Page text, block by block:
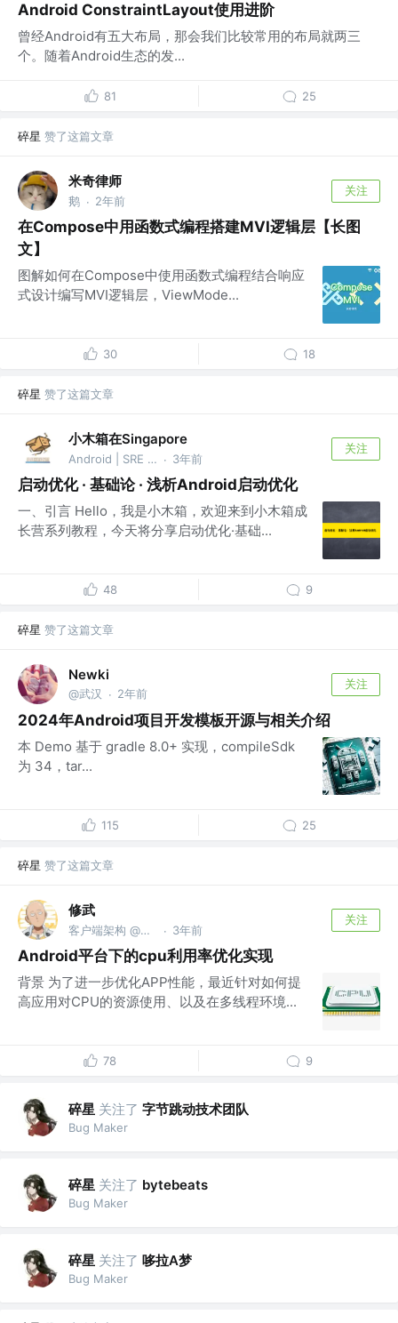
Android ConstraintLayout使用进阶
曾经Android有五大布局，那会我们比较常用的布局就两三
个。随着Android生态的发...
81 25
碎星 赞了这篇文章
米奇律师
鹅 · 2年前
关注
在Compose中用函数式编程搭建MVI逻辑层【长图
文】
图解如何在Compose中使用函数式编程结合响应
式设计编写MVI逻辑层，ViewMode...
30 18
碎星 赞了这篇文章
小木箱在Singapore
Android | SRE @小木箱成长营 · 3年前
关注
启动优化 · 基础论 · 浅析Android启动优化
一、引言 Hello，我是小木箱，欢迎来到小木箱成
长营系列教程，今天将分享启动优化·基础...
48 9
碎星 赞了这篇文章
Newki
@武汉 · 2年前
关注
2024年Android项目开发模板开源与相关介绍
本 Demo 基于 gradle 8.0+ 实现，compileSdk
为 34，tar...
115 25
碎星 赞了这篇文章
修武
客户端架构 @得物 · 3年前
关注
Android平台下的cpu利用率优化实现
背景 为了进一步优化APP性能，最近针对如何提
高应用对CPU的资源使用、以及在多线程环境...
78 9
碎星 关注了 字节跳动技术团队
Bug Maker
碎星 关注了 bytebeats
Bug Maker
碎星 关注了 哆拉A梦
Bug Maker